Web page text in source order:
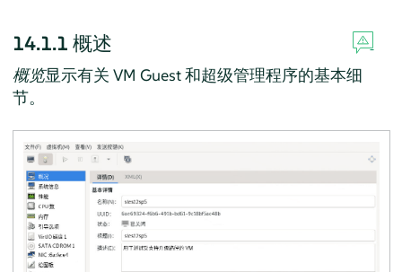
14.1.1 概述
概览显示有关 VM Guest 和超级管理程序的基本细
节。